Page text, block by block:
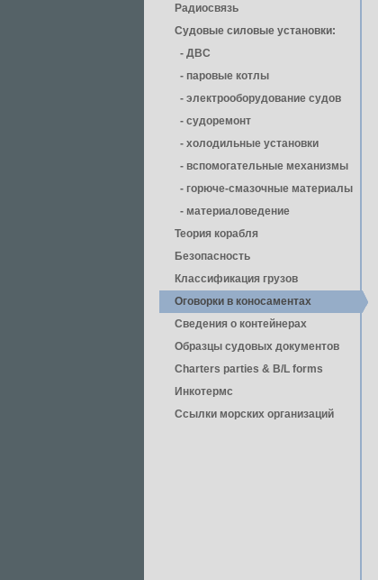
Радиосвязь
Судовые силовые установки:
- ДВС
- паровые котлы
- электрооборудование судов
- cудоремонт
- холодильные установки
- вспомогательные механизмы
- горюче-смазочные материалы
- материаловедение
Теория корабля
Безопасность
Классификация грузов
Оговорки в коносаментах
Сведения о контейнерах
Образцы судовых документов
Charters parties & B/L forms
Инкотермс
Ссылки морских организаций